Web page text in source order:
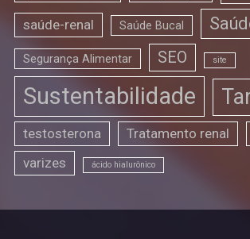
saúde-renal Saúde Bucal
Segurança Alimentar SEO site
Sustentabilidade
testosterona Tratamento renal
varizes
ácido hialurônico